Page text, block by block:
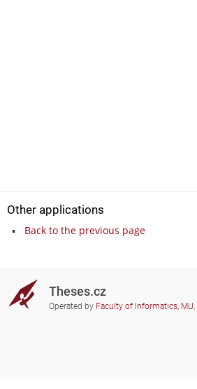
Other applications
Back to the previous page
Theses.cz
Operated by Faculty of Informatics, MU,